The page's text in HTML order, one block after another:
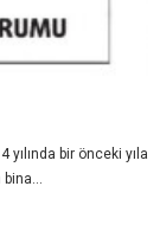
yılında bir önceki yıla